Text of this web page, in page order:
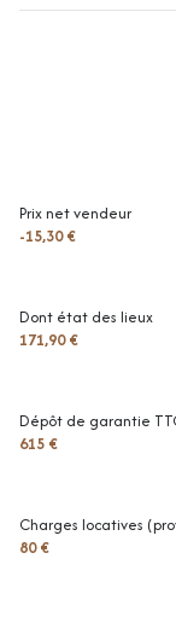
séjour
toilettes
cellier
Prix net vendeur
-15,30 €
Dont état des lieux
171,90 €
Dépôt de garantie
615 €
Charges locatives
80 €